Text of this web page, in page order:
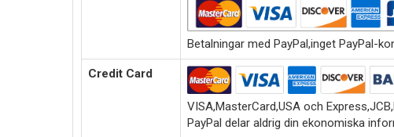
Betalningar med PayPal,inget PayPal-
Credit Card
VISA,MasterCard,USA och
PayPal delar aldrig din ekonomiska